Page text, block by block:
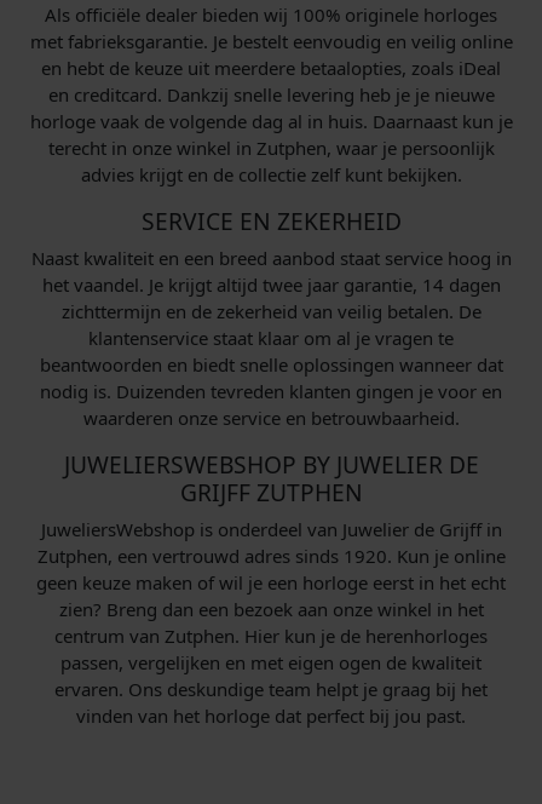
Als officiële dealer bieden wij 100% originele horloges
met fabrieksgarantie. Je bestelt eenvoudig en veilig online
en hebt de keuze uit meerdere betaalopties, zoals iDeal
en creditcard. Dankzij snelle levering heb je je nieuwe
horloge vaak de volgende dag al in huis. Daarnaast kun je
terecht in onze winkel in Zutphen, waar je persoonlijk
advies krijgt en de collectie zelf kunt bekijken.
SERVICE EN ZEKERHEID
Naast kwaliteit en een breed aanbod staat service hoog in
het vaandel. Je krijgt altijd twee jaar garantie, 14 dagen
zichttermijn en de zekerheid van veilig betalen. De
klantenservice staat klaar om al je vragen te
beantwoorden en biedt snelle oplossingen wanneer dat
nodig is. Duizenden tevreden klanten gingen je voor en
waarderen onze service en betrouwbaarheid.
JUWELIERSWEBSHOP BY JUWELIER DE
GRIJFF ZUTPHEN
JuweliersWebshop is onderdeel van Juwelier de Grijff in
Zutphen, een vertrouwd adres sinds 1920. Kun je online
geen keuze maken of wil je een horloge eerst in het echt
zien? Breng dan een bezoek aan onze winkel in het
centrum van Zutphen. Hier kun je de herenhorloges
passen, vergelijken en met eigen ogen de kwaliteit
ervaren. Ons deskundige team helpt je graag bij het
vinden van het horloge dat perfect bij jou past.